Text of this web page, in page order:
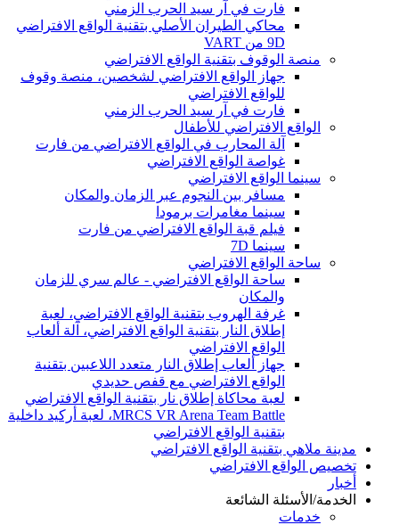
فارت في آر سيد الحرب الزمني
محاكي الطيران الأصلي بتقنية الواقع الافتراضي
9D من VART
منصة الوقوف بتقنية الواقع الافتراضي
جهاز الواقع الافتراضي لشخصين، منصة وقوف
للواقع الافتراضي
فارت في آر سيد الحرب الزمني
الواقع الافتراضي للأطفال
آلة المحارب في الواقع الافتراضي من فارت
غواصة الواقع الافتراضي
سينما الواقع الافتراضي
مسافر بين النجوم عبر الزمان والمكان
سينما مغامرات برمودا
فيلم قبة الواقع الافتراضي من فارت
سينما 7D
ساحة الواقع الافتراضي
ساحة الواقع الافتراضي - عالم سري للزمان
والمكان
غرفة الهروب بتقنية الواقع الافتراضي، لعبة
إطلاق النار بتقنية الواقع الافتراضي، آلة ألعاب
الواقع الافتراضي
جهاز ألعاب إطلاق النار متعدد اللاعبين بتقنية
الواقع الافتراضي مع قفص حديدي
لعبة محاكاة إطلاق نار بتقنية الواقع الافتراضي
MRCS VR Arena Team Battle، لعبة أركيد داخلية
بتقنية الواقع الافتراضي
مدينة ملاهي بتقنية الواقع الافتراضي
تخصيص الواقع الافتراضي
أخبار
الخدمة/الأسئلة الشائعة
خدمات